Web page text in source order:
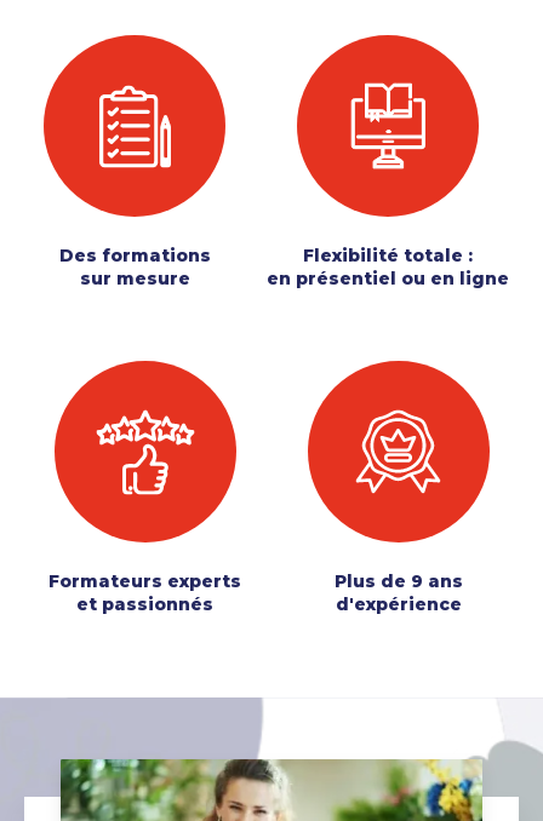
Des formations
sur mesure
Flexibilité totale :
en présentiel ou en ligne
Formateurs experts
et passionnés
Plus de 9 ans
d'expérience